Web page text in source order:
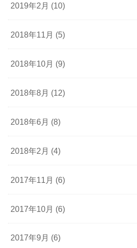
2019年2月 (10)
2018年11月 (5)
2018年10月 (9)
2018年8月 (12)
2018年6月 (8)
2018年2月 (4)
2017年11月 (6)
2017年10月 (6)
2017年9月 (6)